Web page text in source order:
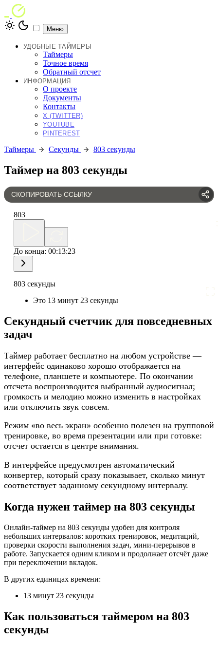
Меню
УДОБНЫЕ ТАЙМЕРЫ
Таймеры
Точное время
Обратный отсчет
ИНФОРМАЦИЯ
О проекте
Документы
Контакты
X (TWITTER)
YOUTUBE
PINTEREST
Таймеры Секунды 803 секунды
Таймер на 803 секунды
СКОПИРОВАТЬ ССЫЛКУ
803
До конца: 00:13:23
803 секунды
Это 13 минут 23 секунды
Секундный счетчик для повседневных
задач
Таймер работает бесплатно на любом устройстве —
интерфейс одинаково хорошо отображается на
телефоне, планшете и компьютере. По окончании
отсчета воспроизводится выбранный аудиосигнал;
громкость и мелодию можно изменить в настройках
или отключить звук совсем.
Режим «во весь экран» особенно полезен на групповой
тренировке, во время презентации или при готовке:
отсчет остается в центре внимания.
В интерфейсе предусмотрен автоматический
конвертер, который сразу показывает, сколько минут
соответствует заданному секундному интервалу.
Когда нужен таймер на 803 секунды
Онлайн-таймер на 803 секунды удобен для контроля
небольших интервалов: коротких тренировок, медитаций,
проверки скорости выполнения задач, мини-перерывов в
работе. Запускается одним кликом и продолжает отсчёт даже
при переключении вкладок.
В других единицах времени:
13 минут 23 секунды
Как пользоваться таймером на 803
секунды